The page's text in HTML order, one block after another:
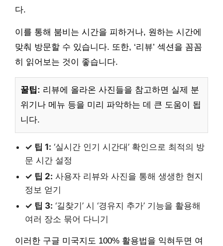
다.
이를 통해 붐비는 시간을 피하거나, 원하는 시간에
맞춰 방문할 수 있습니다. 또한, ‘리뷰’ 섹션을 꼼꼼
히 읽어보는 것이 좋습니다.
꿀팁: 리뷰에 올라온 사진들을 참고하면 실제 분
위기나 메뉴 등을 미리 파악하는 데 큰 도움이 됩
니다.
✓ 팁 1: ‘실시간 인기 시간대’ 확인으로 최적의 방
문 시간 설정
✓ 팁 2: 사용자 리뷰와 사진을 통해 생생한 현지
정보 얻기
✓ 팁 3: ‘길찾기’ 시 ‘경유지 추가’ 기능을 활용해
여러 장소 묶어 다니기
이러한 구글 미국지도 100% 활용법을 익혀두면 여